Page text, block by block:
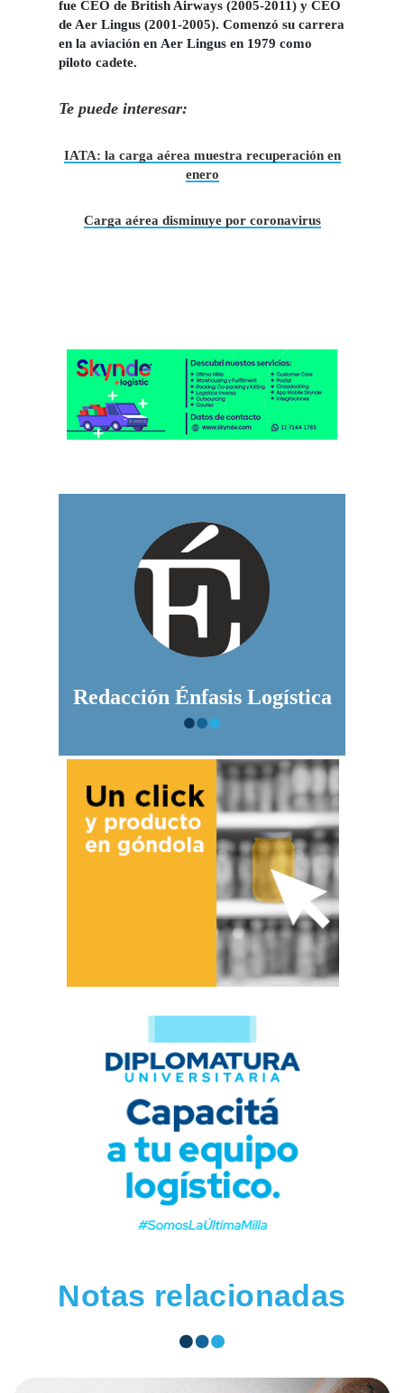
fue CEO de British Airways (2005-2011) y CEO
de Aer Lingus (2001-2005). Comenzó su carrera
en la aviación en Aer Lingus en 1979 como
piloto cadete.
Te puede interesar:
IATA: la carga aérea muestra recuperación en
enero
Carga aérea disminuye por coronavirus
Redacción Énfasis Logística
Notas relacionadas